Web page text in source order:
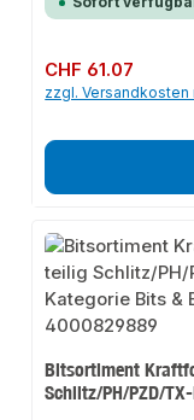
Regulärer Preis:
CHF 61.07
zzgl. Versandkosten
Bitsortiment
Schlitz/PH/PZD/